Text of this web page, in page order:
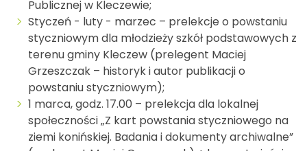
Publicznej w Kleczewie;
Styczeń - luty - marzec – prelekcje o powstaniu
styczniowym dla młodzieży szkół podstawowych z
terenu gminy Kleczew (prelegent Maciej
Grzeszczak – historyk i autor publikacji o
powstaniu styczniowym);
1 marca, godz. 17.00 – prelekcja dla lokalnej
społeczności „Z kart powstania styczniowego na
ziemi konińskiej. Badania i dokumenty archiwalne”